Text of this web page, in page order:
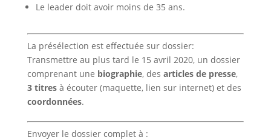
Le leader doit avoir moins de 35 ans.
La présélection est effectuée sur dossier:
Transmettre au plus tard le 15 avril 2020, un dossier
comprenant une biographie, des articles de presse,
3 titresà écouter (maquette, lien sur internet) et des
coordonnées.
Envoyer le dossier complet à :